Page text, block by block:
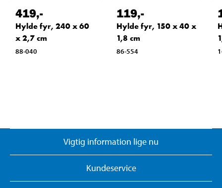
419,-
Hylde fyr, 240 x 60
x 2,7 cm
88-040
119,-
Hylde fyr, 150 x 40 x
1,8 cm
86-554
Vigtig information lige nu
Kundeservice